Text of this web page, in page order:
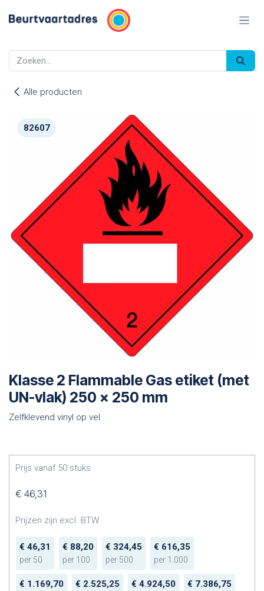
Alle producten
82607
Klasse 2 Flammable Gas etiket (met
UN-vlak) 250 x 250 mm
Zelfklevend vinyl op vel
Prijs vanaf 50 stuks
€ 46,31
Prijzen zijn excl. BTW
€ 46,31
per 50
€ 88,20
per 100
€ 324,45
per 500
€ 616,35
per 1.000
€ 1.169,70 € 2.525,25 € 4.924,50 € 7.386,75